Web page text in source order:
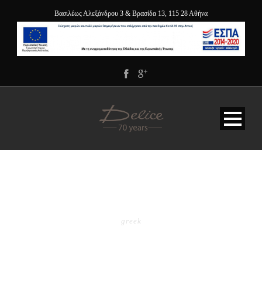
Βασιλέως Αλεξάνδρου 3 & Βρασίδα 13, 115 28 Αθήνα
greek